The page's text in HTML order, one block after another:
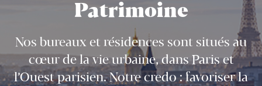
Patrimoine
Nos bureaux et résidences sont situés au
cœur de la vie urbaine, dans Paris et
l’Ouest parisien. Notre credo : favoriser la